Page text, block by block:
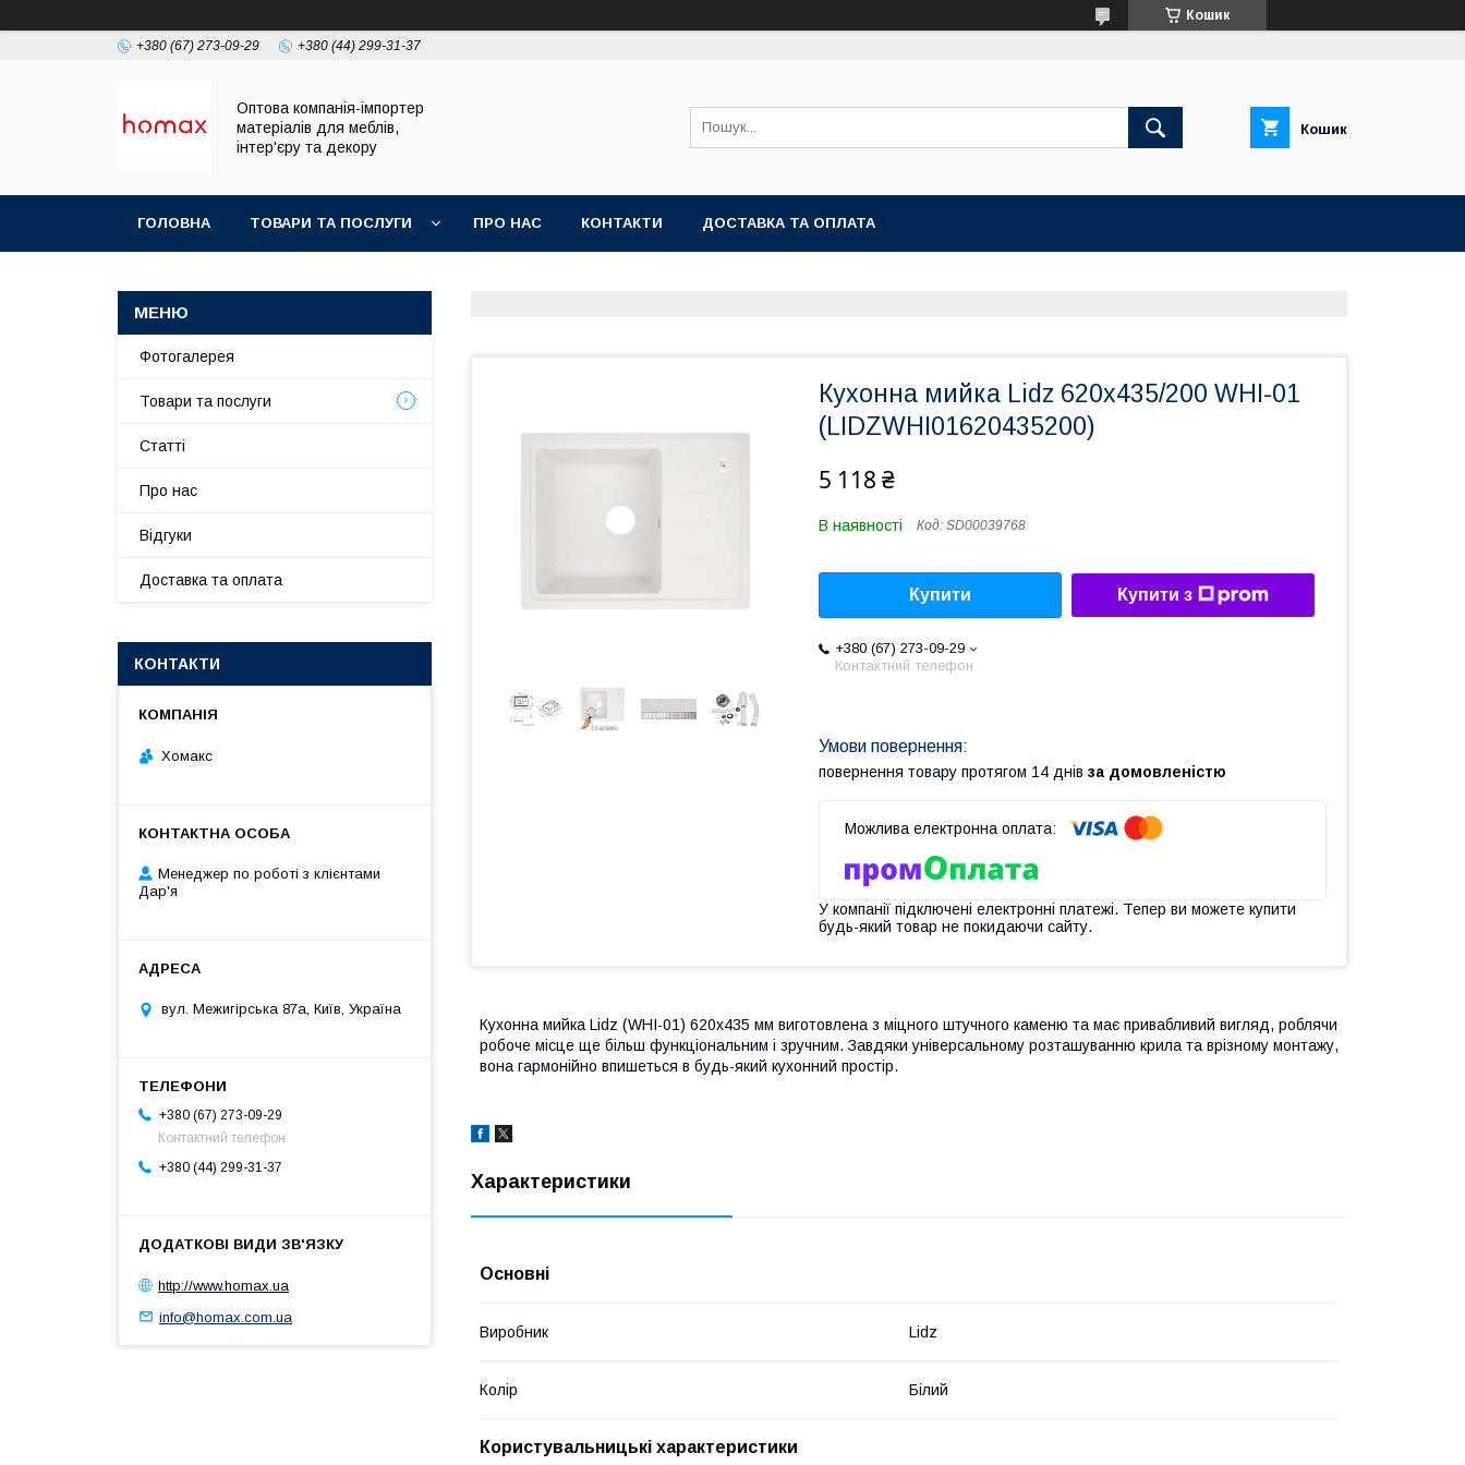
Кошик
+380 (67) 273-09-29 +380 (44) 299-31-37
Оптова компанія-імпортер
матеріалів для меблів,
інтер'єру та декору
Кошик
ГОЛОВНА ТОВАРИ ТА ПОСЛУГИ ПРО НАС КОНТАКТИ ДОСТАВКА ТА ОПЛАТА
Кухонна мийка Lidz 620x435/200 WHI-01
(LIDZWHI01620435200)
5 118 ₴
В наявності Код: SD00039768
Купити Купити з
+380 (67) 273-09-29
Контактний телефон
повернення товару протягом 14 днів за домовленістю
У компанії підключені електронні платежі. Тепер ви можете купити
будь-який товар не покидаючи сайту.
Кухонна мийка Lidz (WHI-01) 620x435 мм виготовлена з міцного штучного каменю та має привабливий вигляд, роблячи
робоче місце ще більш функціональним і зручним. Завдяки універсальному розташуванню крила та врізному монтажу,
вона гармонійно впишеться в будь-який кухонний простір.
Характеристики
Основні
Виробник Lidz
Колір Білий
Користувальницькі характеристики
Фотогалерея
Товари та послуги
Статті
Про нас
Відгуки
Доставка та оплата
КОНТАКТИ
Хомакс
Менеджер по роботі з клієнтами
Дар'я
вул. Межигірська 87а, Київ, Україна
+380 (67) 273-09-29
Контактний телефон
+380 (44) 299-31-37
http://www.homax.ua
info@homax.com.ua